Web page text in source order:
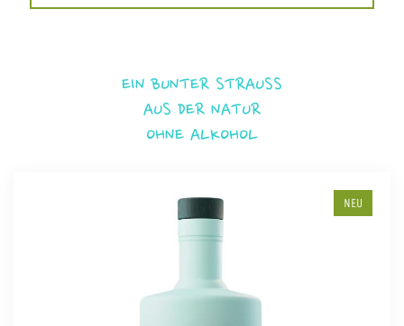
EIN BUNTER STRAUSS
AUS DER NATUR
OHNE ALKOHOL
NEU